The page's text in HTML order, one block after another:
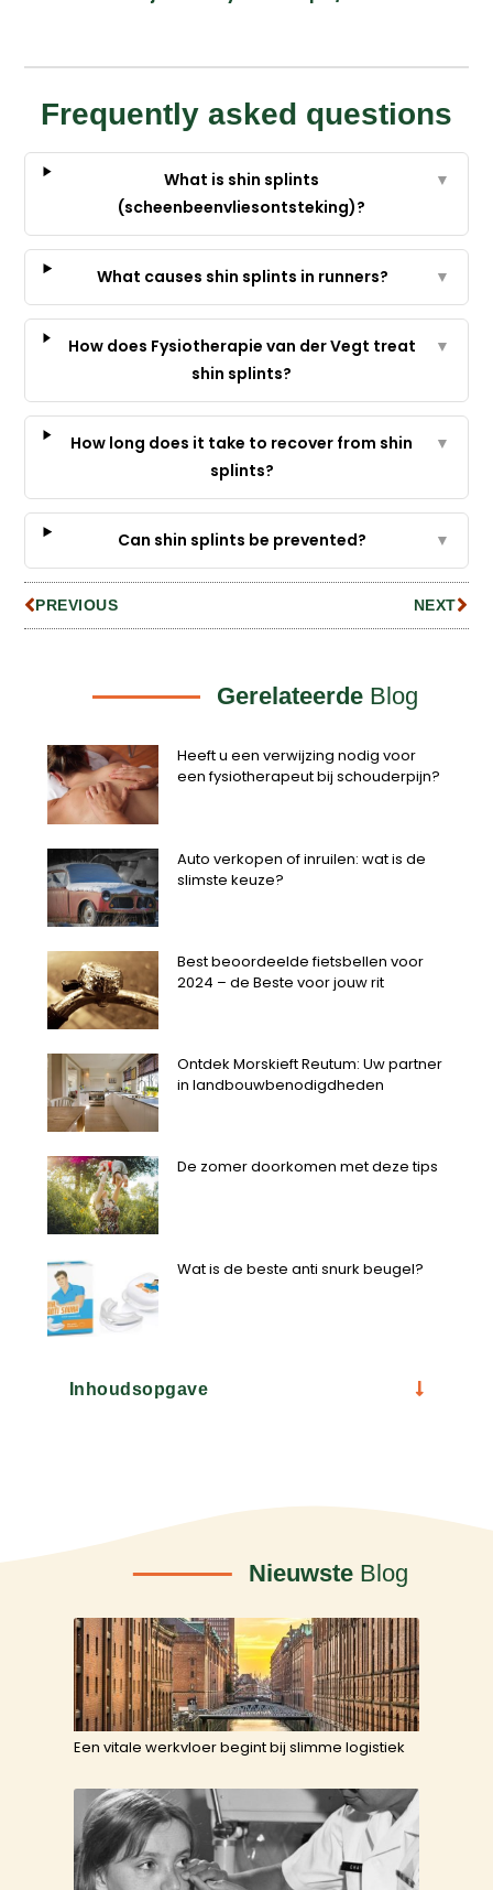
Frequently asked questions
What is shin splints
(scheenbeenvliesontsteking)?
▼
What causes shin splints in runners? ▼
How does Fysiotherapie van der Vegt treat
shin splints?
▼
How long does it take to recover from shin
splints?
▼
Can shin splints be prevented? ▼
PREVIOUS NEXT
Gerelateerde Blog
Heeft u een verwijzing nodig voor
een fysiotherapeut bij schouderpijn?
Auto verkopen of inruilen: wat is de
slimste keuze?
Best beoordeelde fietsbellen voor
2024 – de Beste voor jouw rit
Ontdek Morskieft Reutum: Uw partner
in landbouwbenodigdheden
De zomer doorkomen met deze tips
Wat is de beste anti snurk beugel?
Inhoudsopgave
Nieuwste Blog
Een vitale werkvloer begint bij slimme logistiek